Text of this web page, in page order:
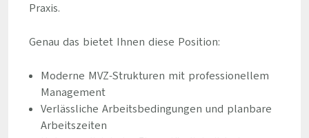
Praxis.
Genau das bietet Ihnen diese Position:
Moderne MVZ-Strukturen mit professionellem
Management
Verlässliche Arbeitsbedingungen und planbare
Arbeitszeiten